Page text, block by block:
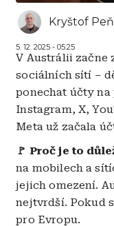
Kryštof
5. 12. 2025 - 05:25
V Austrálii začne
sociálních sítí –
ponechat účty
Instagram, X,
Meta už začala
🚩 Proč je to
na mobilech a
jejich omezení.
nejtvrdší. Pokud
pro Evropu.